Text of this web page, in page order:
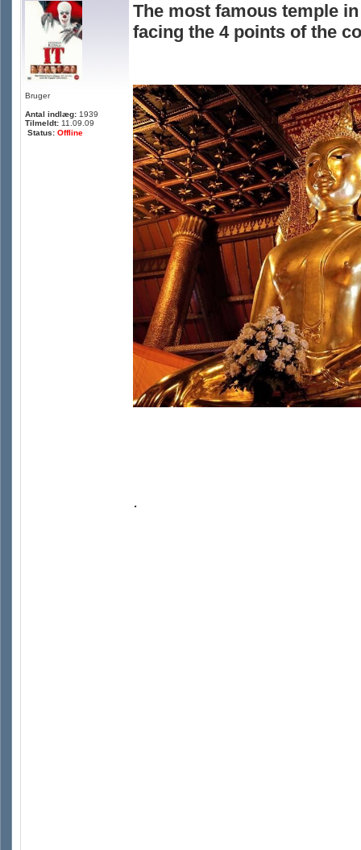
Bruger
Antal indlæg: 1939
Tilmeldt: 11.09.09
Status: Offline
The most famous temple
facing the 4 points of the
.